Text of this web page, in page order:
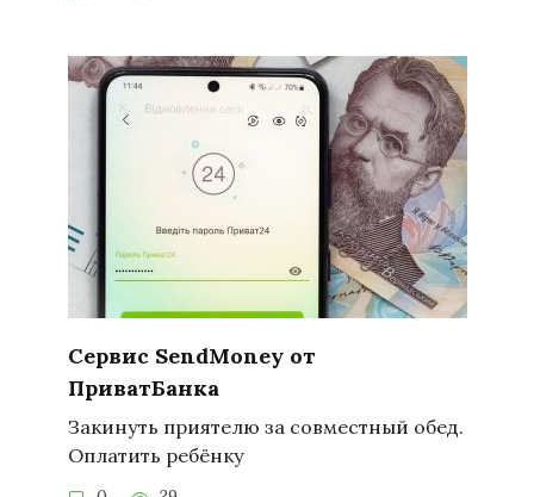
Сервис SendMoney от
ПриватБанка
Закинуть приятелю за совместный обед.
Оплатить ребёнку